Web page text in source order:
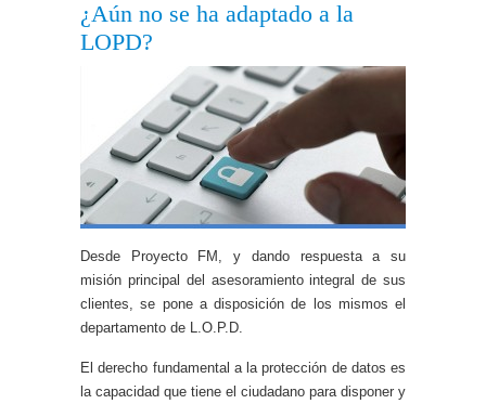
¿Aún no se ha adaptado a la
LOPD?
Desde Proyecto FM, y dando respuesta a su
misión principal del asesoramiento integral de sus
clientes, se pone a disposición de los mismos el
departamento de L.O.P.D.
El derecho fundamental a la protección de datos es
la capacidad que tiene el ciudadano para disponer y